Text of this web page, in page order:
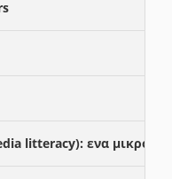
litteracy): ενα μικρο